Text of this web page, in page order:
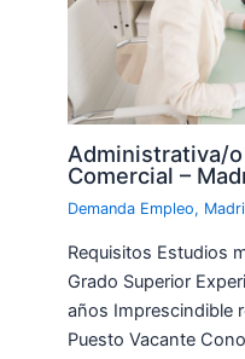
Administrativa/
Comercial –
Demanda Empleo,
Requisitos Estudios
Grado Superior
años Imprescindible
Puesto Vacante